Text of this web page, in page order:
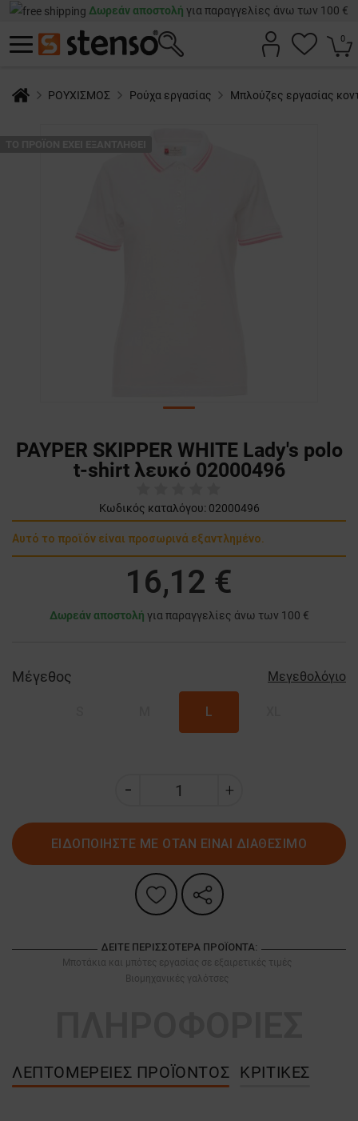
Δωρεάν αποστολή για παραγγελίες άνω των 100 €
0
ΡΟΥΧΙΣΜΟΣ Ρούχα εργασίας Μπλούζες εργασίας
PAYPER SKIPPER WHITE Lady's polo
t-shirt λευκό 02000496
Κωδικός καταλόγου: 02000496
Αυτό το προϊόν είναι προσωρινά εξαντλημένο.
16,12 €
Δωρεάν αποστολή για παραγγελίες άνω των 100 €
Μέγεθος Μεγεθολόγιο
L
ΕΙΔΟΠΟΙΗΣΤΕ ΜΕ ΟΤΑΝ ΕΙΝΑΙ ΔΙΑΘΕΣΙΜΟ
ΔΕΊΤΕ ΠΕΡΙΣΣΌΤΕΡΑ ΠΡΟΪΌΝΤΑ:
Μποτάκια και μπότες εργασίας σε εξαιρετικές τιμές
Βιομηχανικές γαλότσες
ΛΕΠΤΟΜΈΡΕΙΕΣ ΠΡΟΪΌΝΤΟΣ ΚΡΙΤΙΚΈΣ